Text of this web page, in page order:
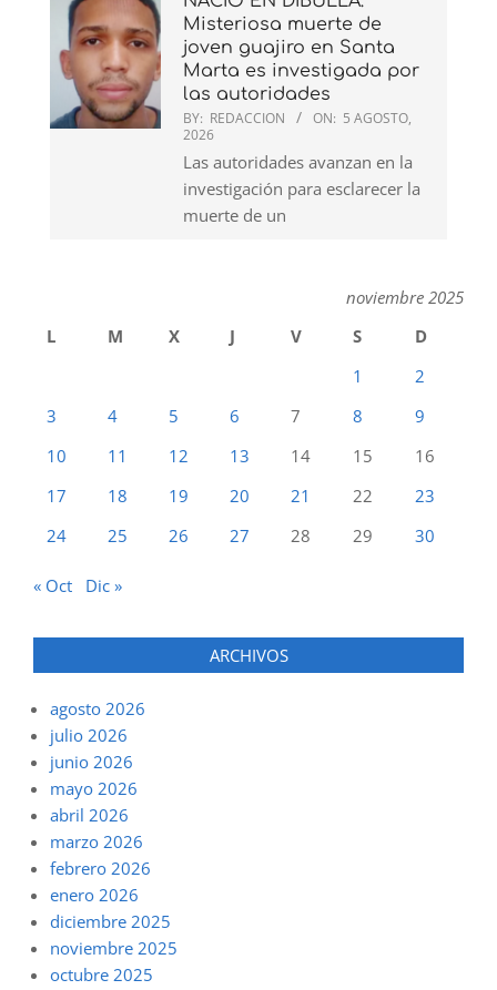
Misteriosa muerte de
joven guajiro en Santa
Marta es investigada por
las autoridades
BY: REDACCION ON: 5 AGOSTO,
2026
Las autoridades avanzan en la
investigación para esclarecer la
muerte de un
noviembre 2025
L
M X J V S
D
1
2
3
4 5 6 7 8
9
10
11 12 13 14 15
16
17
18 19 20 21 22
23
24
25 26 27 28 29 30
« Oct Dic »
ARCHIVOS
agosto 2026
julio 2026
junio 2026
mayo 2026
abril 2026
marzo 2026
febrero 2026
enero 2026
diciembre 2025
noviembre 2025
octubre 2025